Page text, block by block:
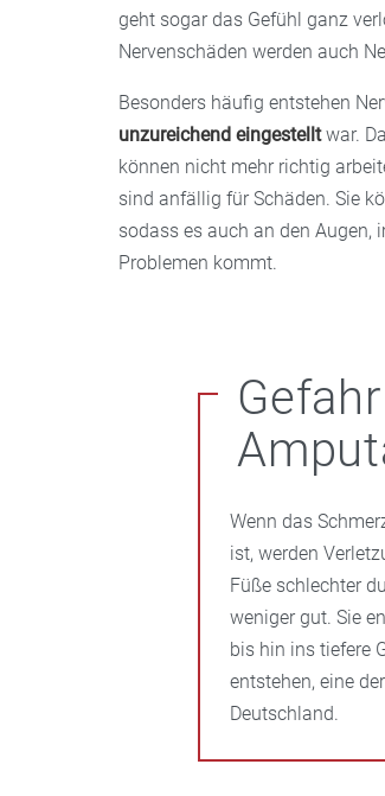
geht sogar das Gefühl ganz
Nervenschäden werden auch
Besonders häufig entstehen
unzureichend eingestelltwar.
können nicht mehr richtig
sind anfällig für Schäden. Sie
sodass es auch an den Augen,
Problemen kommt.
Gefahr
Wenn das
ist, werden
Füße schlechter
weniger gut. Sie
bis hin ins tiefere
entstehen, eine
Deutschland.